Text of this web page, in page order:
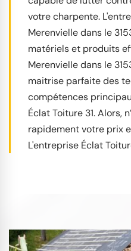
votre charpente.
Merenvielle dans le
matériels et produits
Merenvielle dans le
maitrise parfaite des
compétences
Éclat Toiture 31. Alors,
rapidement votre prix
L'entreprise Éclat